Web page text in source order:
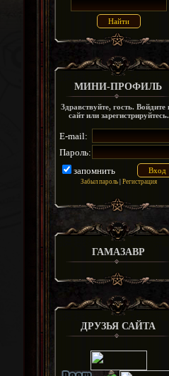
МИНИ-ПРОФИЛЬ
Здравствуйте, гость. Войдите
сайт или зарегистрируйтесь.
E-mail:
Пароль:
запомнить
Забыл пароль| Регистрация
ГАМАЗАВР
ДРУЗЬЯ САЙТА